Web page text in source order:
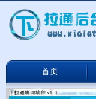
首页